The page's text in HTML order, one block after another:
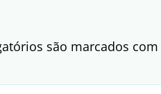
são marcados com